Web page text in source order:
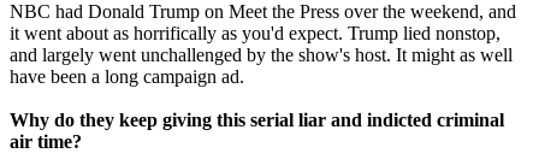
NBC had Donald Trump on Meet the Press over the weekend, and
it went about as horrifically as you'd expect. Trump lied nonstop,
and largely went unchallenged by the show's host. It might as well
have been a long campaign ad.
Why do they keep giving this serial liar and indicted criminal
air time?